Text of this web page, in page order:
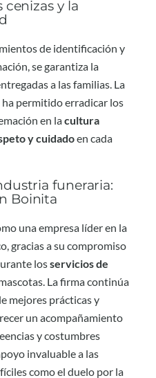
cenizas y la
de identificación y
se garantiza la
a las familias. La
permitido erradicar los
en lacultura
y cuidadoen cada
funeraria:
Boinita
una empresa líder en la
gracias a su compromiso
losservicios de
La firma continúa
mejores prácticas y
un acompañamiento
y costumbres
invaluable a las
como el duelo por la